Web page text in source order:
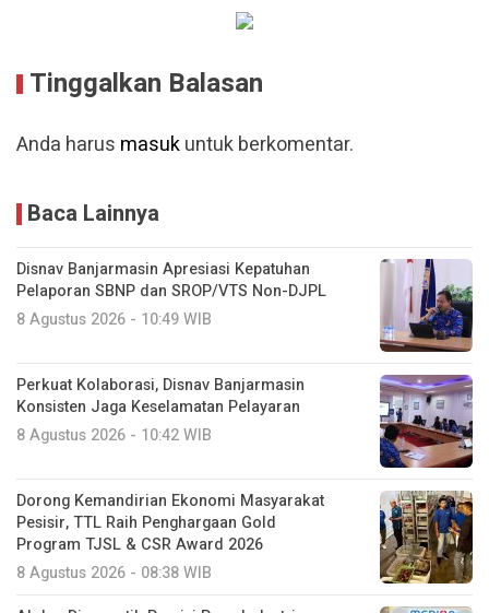
Tinggalkan Balasan
Anda harus masukuntuk berkomentar.
Baca Lainnya
Disnav Banjarmasin Apresiasi Kepatuhan
Pelaporan SBNP dan SROP/VTS Non-DJPL
8 Agustus 2026 - 10:49 WIB
Perkuat Kolaborasi, Disnav Banjarmasin
Konsisten Jaga Keselamatan Pelayaran
8 Agustus 2026 - 10:42 WIB
Dorong Kemandirian Ekonomi Masyarakat
Pesisir, TTL Raih Penghargaan Gold
Program TJSL & CSR Award 2026
8 Agustus 2026 - 08:38 WIB